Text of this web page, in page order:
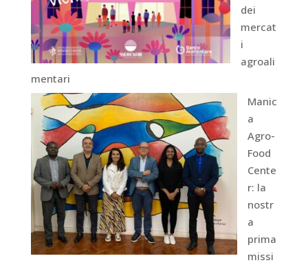
dei
mercat
i
agroali
mentari
Manic
a
Agro-
Food
Cente
r: la
nostr
a
prima
missi